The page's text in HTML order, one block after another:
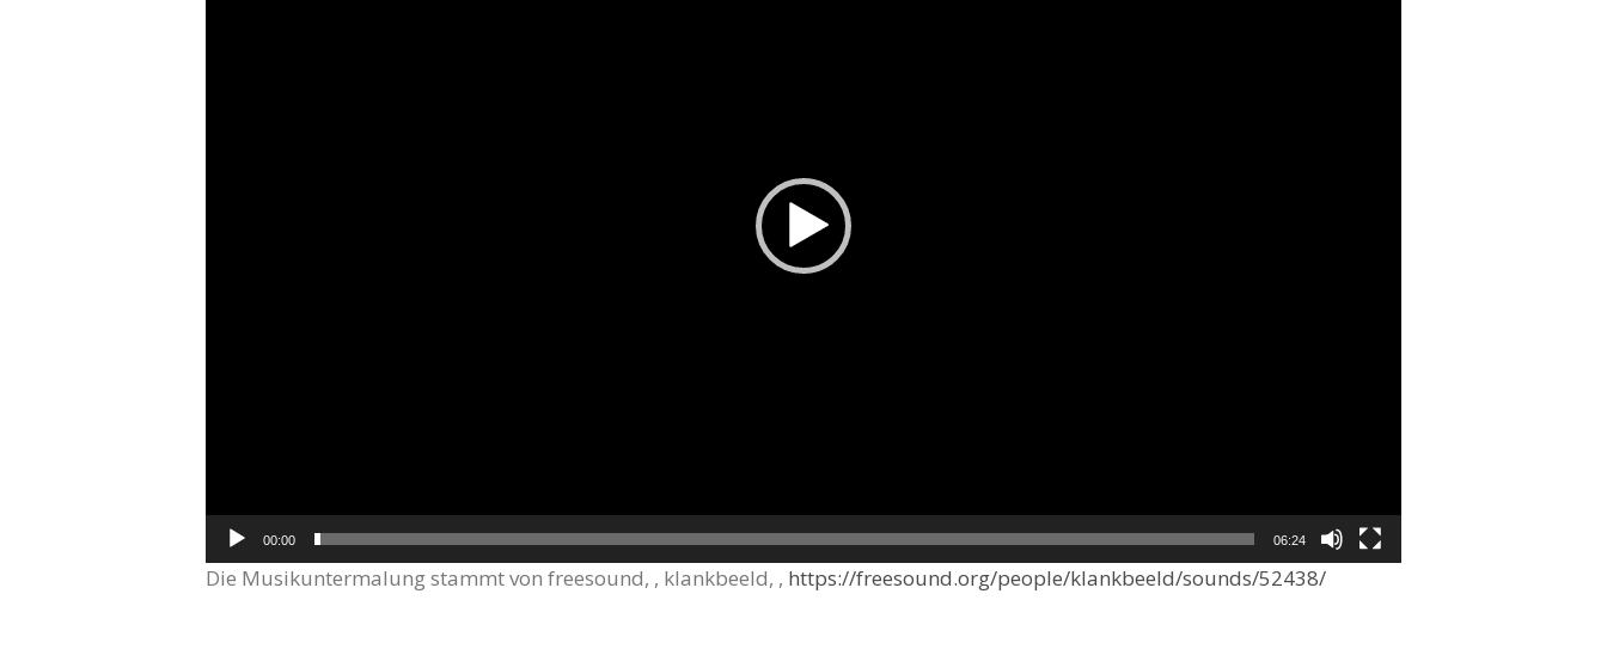
00:00 06:24
Die Musikuntermalung stammt von freesound, , klankbeeld, , https://freesound.org/people/klankbeeld/sounds/52438/